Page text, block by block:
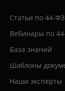
Статьи по 44-ФЗ
Вебинары по
База знаний
Шаблоны
Наши эксперты